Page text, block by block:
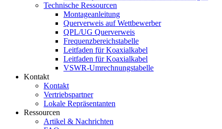
Technische Ressourcen
Montageanleitung
Querverweis auf Wettbewerber
QPL/UG Querverweis
Frequenzbereichstabelle
Leitfaden für Koaxialkabel
Leitfaden für Koaxialkabel
VSWR-Umrechnungstabelle
Kontakt
Kontakt
Vertriebspartner
Lokale Repräsentanten
Ressourcen
Artikel & Nachrichten